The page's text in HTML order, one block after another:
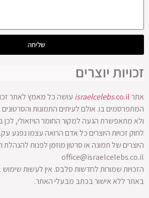
שליחה
זכויות יוצרים
אתר israelcelebs.co.il
עושה כל מאמץ לאתר
המתפרסמים בו. אולם לעיתים התמונות
לחוק זכויות היוצרים כל אדם הרואה עצמו נפגע
היוצרים של תמונה או סרטון מוזמן לפנות
office@israelcelebs.co.il
הזכויות שמורות לחדשות סלבס. אין לעשות
באתר ללא אישור בכתב מבעלי האתר.